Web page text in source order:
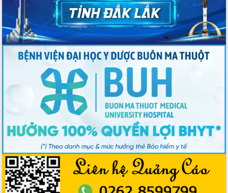
Xây dựng nền hành chính số đồng
hành cùng nông dân dân, doanh nghiệp
Giai đoạn 2026-2030, Đắk Lắk phấn
đấu có 77% xã đạt chuẩn nông thôn
mới
Chuyển đổi số 'mở đường' cho nông
nghiệp Đắk Lắk tăng trưởng bứt phá
Triển khai đồng bộ đo đạc, lập hồ sơ
địa chính, hoàn thiện cơ sở dữ liệu đất
Ứng dụng sinh trắc học - Bước tiến
trong hành trình chuyển đổi số tại Đắk
Lắk
Đắk Lắk nâng cao hiệu quả công tác
Đảng từ Sổ tay đảng viên điện tử
Đắk Lắk đẩy mạnh nuôi biển công
nghệ, hướng tới phát triển thủy sản